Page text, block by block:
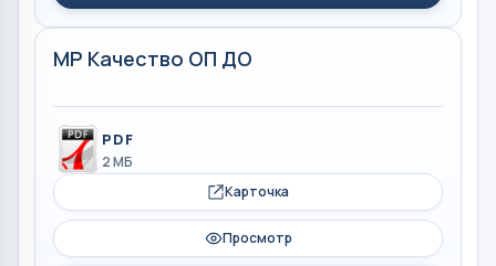
МР Качество ОП ДО
PDF
2 МБ
Карточка
Просмотр